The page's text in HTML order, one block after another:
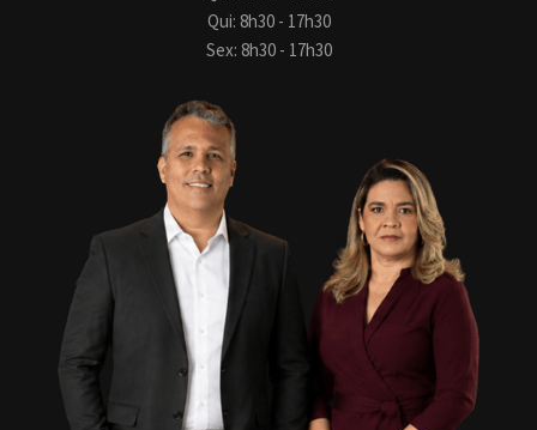
Qui: 8h30 - 17h30
Sex: 8h30 - 17h30